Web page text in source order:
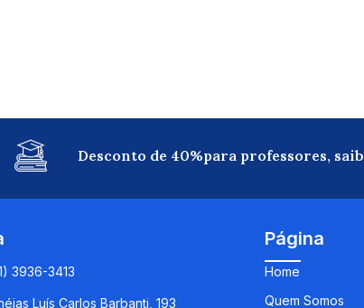
Desconto de 40%para professores,
3936-3413
Luís Carlos Barbanti, 193
Página
Home
Quem Somos